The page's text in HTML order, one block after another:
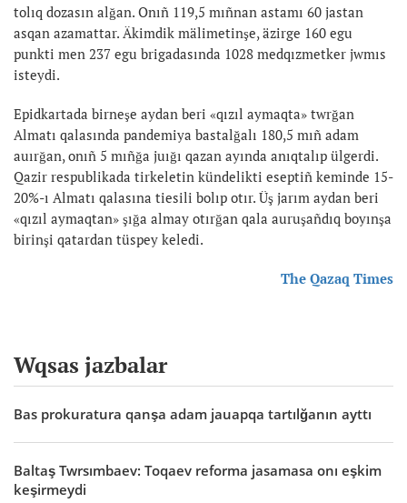
tolıq dozasın alğan. Onıñ 119,5 mıñnan astamı 60 jastan
asqan azamattar. Äkimdik mälimetinşe, äzirge 160 egu
punkti men 237 egu brigadasında 1028 medqızmetker jwmıs
isteydi.
Epidkartada birneşe aydan beri «qızıl aymaqta» twrğan
Almatı qalasında pandemiya bastalğalı 180,5 mıñ adam
auırğan, onıñ 5 mıñğa juığı qazan ayında anıqtalıp ülgerdi.
Qazir respublikada tirkeletin kündelikti eseptiñ keminde 15-
20%-ı Almatı qalasına tiesili bolıp otır. Üş jarım aydan beri
«qızıl aymaqtan» şığa almay otırğan qala auruşañdıq boyınşa
birinşi qatardan tüspey keledi.
The Qazaq Times
Wqsas jazbalar
Bas prokuratura qanşa adam jauapqa tartılğanın ayttı
Baltaş Twrsımbaev: Toqaev reforma jasamasa onı eşkim
keşirmeydi